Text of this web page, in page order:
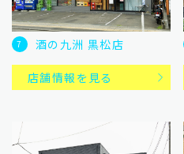
7 酒の九洲 黒松店
店舗情報を見る